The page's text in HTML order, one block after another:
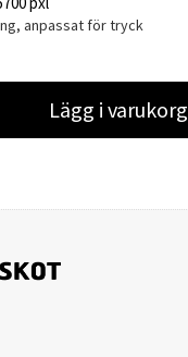
anpassat för tryck
Lägg i varukorg